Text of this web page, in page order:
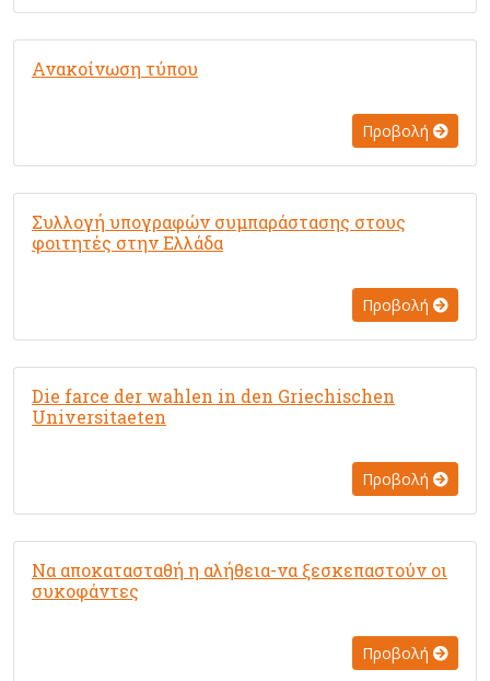
Ανακοίνωση τύπου
Προβολή
Συλλογή υπογραφών συμπαράστασης στους
φοιτητές στην Ελλάδα
Προβολή
Die farce der wahlen in den Griechischen
Universitaeten
Προβολή
Να αποκατασταθή η αλήθεια-να ξεσκεπαστούν οι
συκοφάντες
Προβολή